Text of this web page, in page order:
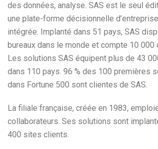
des données, analyse. SAS est le seul
une plate-forme décisionnelle
intégrée. Implanté dans 51 pays, SAS
bureaux dans le monde et compte 10 000
Les solutions SAS équipent plus de 43
dans 110 pays. 96 % des 100 premières
dans Fortune 500 sont clientes de SAS.
La filiale française, créée en 1983,
collaborateurs. Ses solutions sont
400 sites clients.